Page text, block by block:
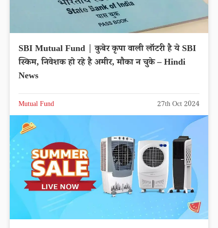
SBI Mutual Fund | कुबेर कृपा वाली लॉटरी है ये SBI
स्किम, निवेशक हो रहे है अमीर, मौका न चुके – Hindi
News
Mutual Fund 27th Oct 2024